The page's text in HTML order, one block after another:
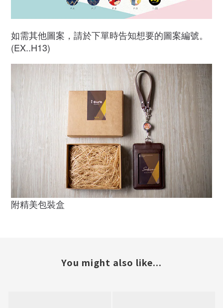
如需其他圖案，請於下單時告知想要的圖案編號。
(EX..H13)
附精美包裝盒
You might also like...